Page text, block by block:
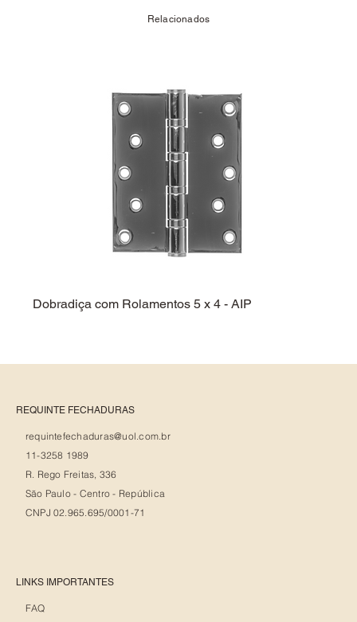
Relacionados
Dobradiça com Rolamentos 5 x 4 - AIP
REQUINTE FECHADURAS
requintefechaduras@uol.com.br
11-3258 1989
R. Rego Freitas, 336
São Paulo - Centro - República
CNPJ 02.965.695/0001-71
LINKS IMPORTANTES
FAQ